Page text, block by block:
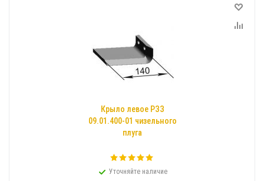
Крыло левое РЗЗ
09.01.400-01 чизельного
плуга
Уточняйте наличие